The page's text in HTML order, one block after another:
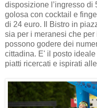
disposizione l’ingresso di
golosa con cocktail e
di 24 euro. Il Bistro in
sia per i meranesi che per
possono godere dei
cittadina. E' il posto
piatti ricercati e ispirati